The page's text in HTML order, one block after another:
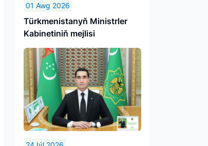
01 Awg 2026
Türkmenistanyň Ministrler
Kabinetiniň mejlisi